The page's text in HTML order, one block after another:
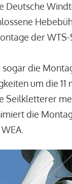
Deutsche
der
die
um die 11
Seilkletterer
die